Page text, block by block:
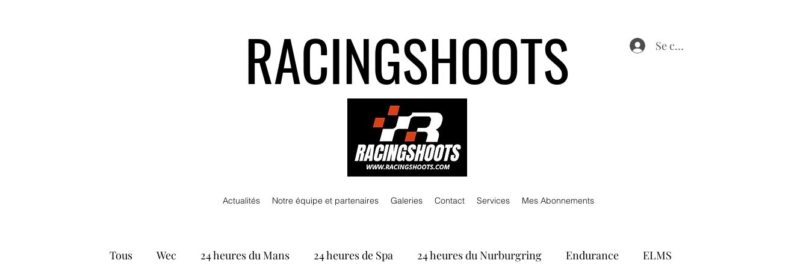
RACINGSHOOTS
Actualités Notre équipe et partenaires Galeries Contact Services Mes Abonnements
Se connecter
Tous Wec 24 heures du Mans 24 heures de Spa 24 heures du Nurburgring Endurance ELMS